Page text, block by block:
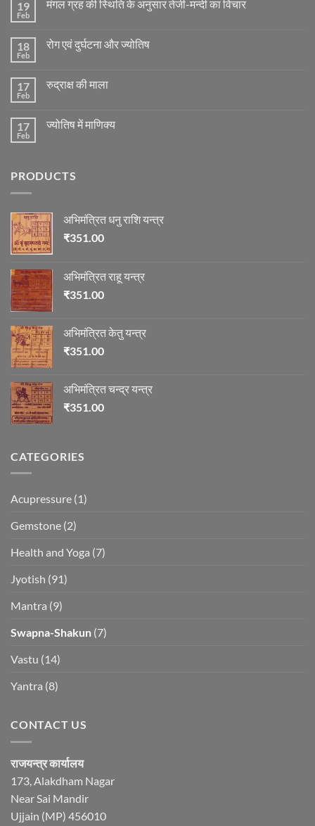
19
Feb
मंगल ग्रह की स्थिति के अनुसार तेजी-मन्दी का विचार
मंगल
के
अनुसार
विचार
18
Feb
रोग एवं दुर्घटना और ज्योतिष
रोग
ज्योतिष
17
Feb
रुद्राक्ष की माला
रुद्राक्ष
17
Feb
ज्योतिष में माणिक्य
में
PRODUCTS
अभिमंत्रित धनु राशि यन्त्र
₹351.00
अभिमंत्रित राहू यन्त्र
₹351.00
अभिमंत्रित केतु यन्त्र
₹351.00
अभिमंत्रित चन्द्र यन्त्र
₹351.00
CATEGORIES
Acupressure (1)
Gemstone (2)
Health and Yoga (7)
Jyotish (91)
Mantra (9)
Swapna-Shakun (7)
Vastu (14)
Yantra (8)
CONTACT US
राजयन्त्र कार्यालय
173, Alakdham Nagar
Near Sai Mandir
Ujjain (MP) 456010